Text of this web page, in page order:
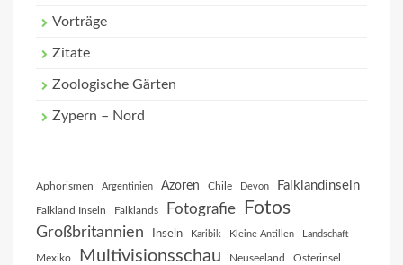
Vorträge
Zitate
Zoologische Gärten
Zypern – Nord
Aphorismen Argentinien Azoren Chile Devon Falklandinseln
Falkland Inseln Falklands Fotografie Fotos
Großbritannien Inseln Karibik Kleine Antillen Landschaft
Mexiko Multivisionsschau Neuseeland Osterinsel